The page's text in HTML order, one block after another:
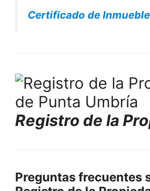
Certificado de Inmueble
Registro de la
Preguntas frecuentes